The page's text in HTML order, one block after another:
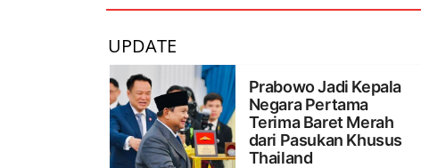
UPDATE
Prabowo Jadi Kepala
Negara Pertama
Terima Baret Merah
dari Pasukan Khusus
Thailand